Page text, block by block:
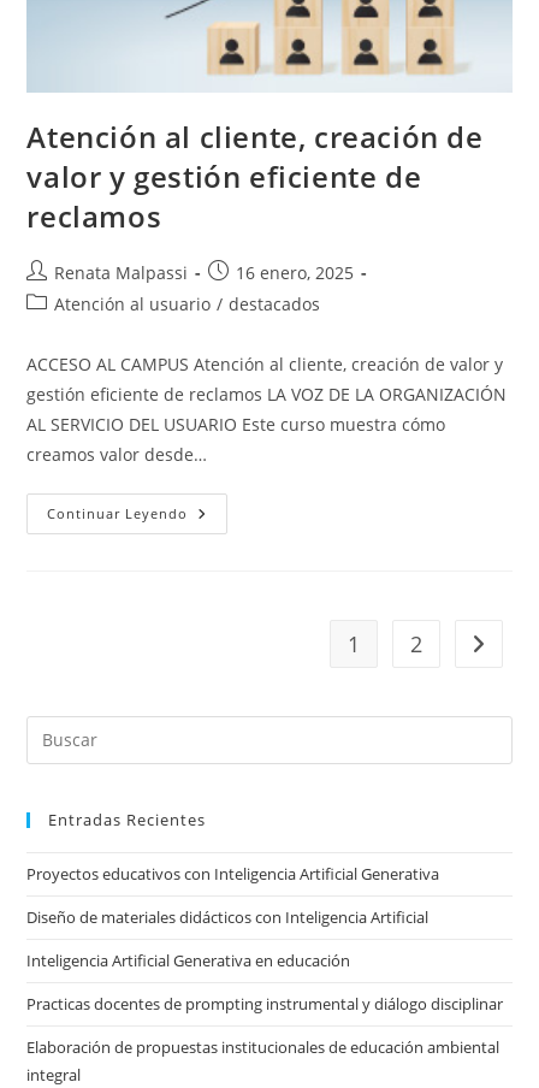
Atención al cliente, creación de
valor y gestión eficiente de
reclamos
Autor
de
Renata Malpassi
Entrada
publicada:
16 enero, 2025
Categoría
entrada:
Atención al usuario / destacados
ACCESO AL CAMPUS Atención al cliente, creación de valor y
gestión eficiente de reclamos LA VOZ DE LA ORGANIZACIÓN
AL SERVICIO DEL USUARIO Este curso muestra cómo
creamos valor desde…
Continuar Leyendo Atención
Al
1 2 Ir a la
Entradas Recientes
Proyectos educativos con Inteligencia Artificial Generativa
Diseño de materiales didácticos con Inteligencia Artificial
Inteligencia Artificial Generativa en educación
Practicas docentes de prompting instrumental y diálogo disciplinar
Elaboración de propuestas institucionales de educación ambiental
integral